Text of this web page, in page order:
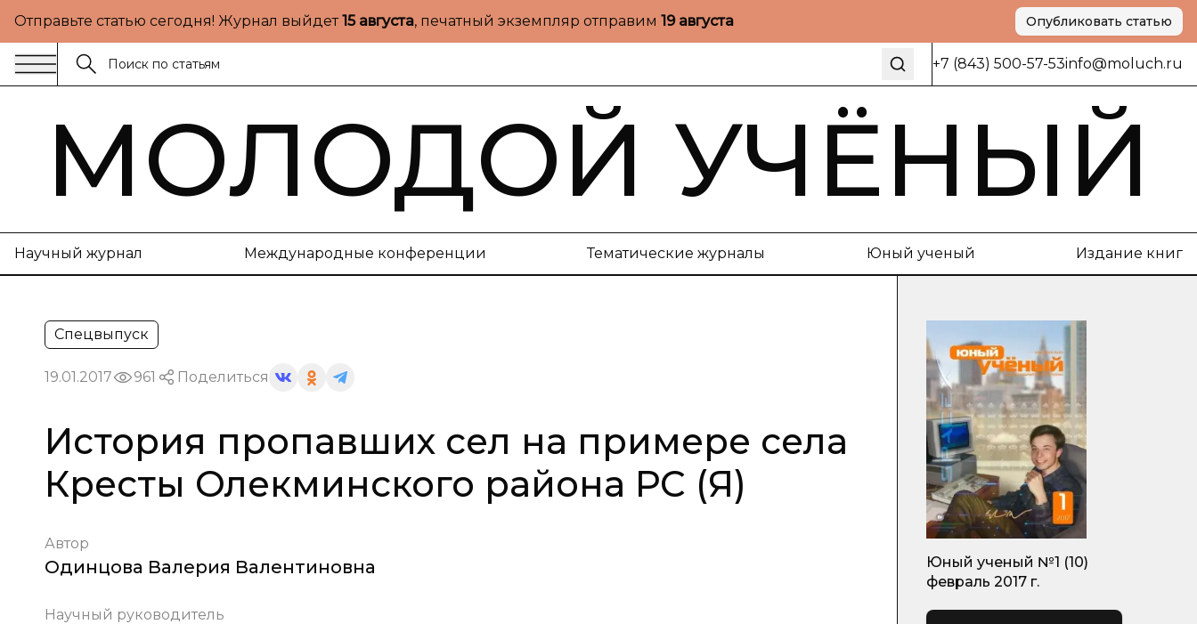
Отправьте статью сегодня! Журнал выйдет15 августа, печатный экземпляр отправим 19 августа Опубликовать статью
+7 (843) 500-57-53info@moluch.ru
МОЛОДОЙ УЧЁНЫЙ
Научный журнал Международные конференции Тематические журналы Юный ученый Издание книг
Спецвыпуск
19.01.2017 961 Поделиться
История пропавших сел на примере села
Кресты Олекминского района РС (Я)
Автор
Одинцова Валерия Валентиновна
Научный руководитель
Юный ученый №1 (10)
февраль 2017 г.